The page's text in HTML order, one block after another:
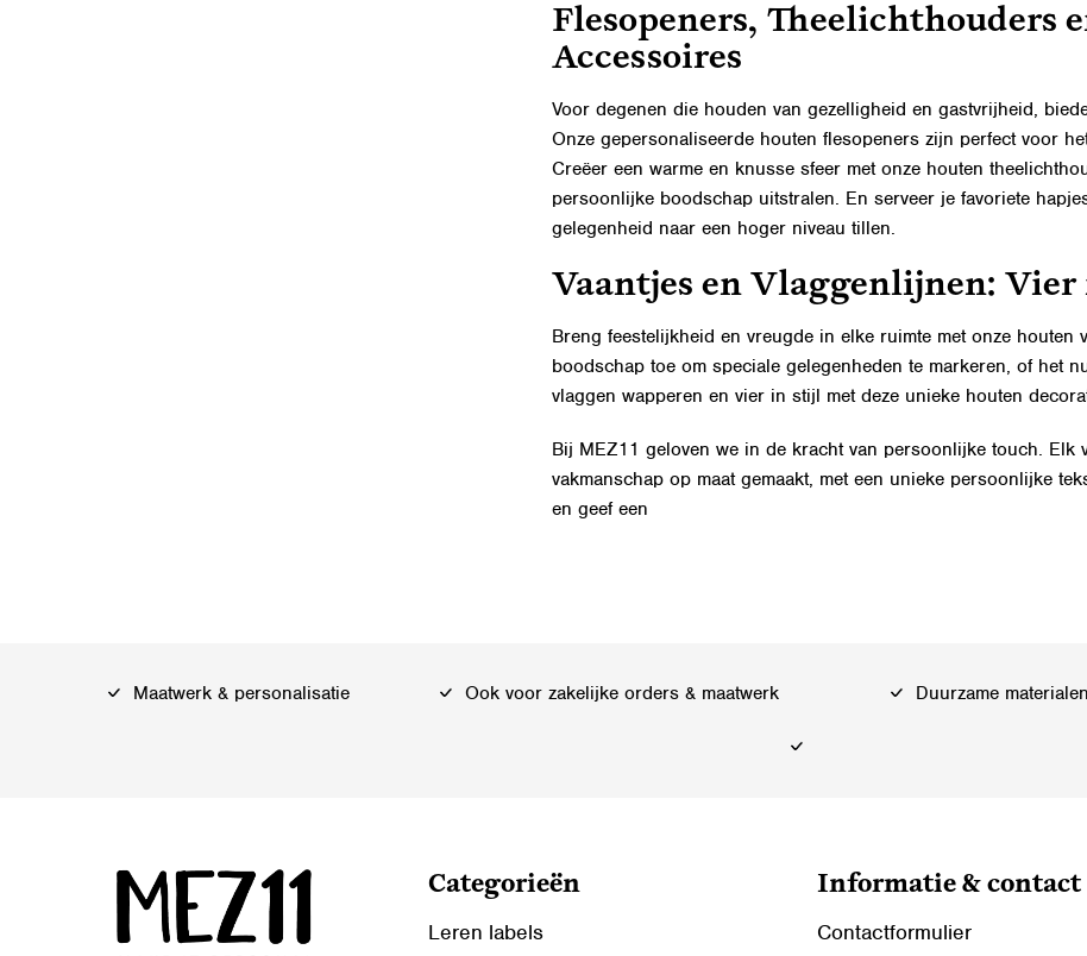
Flesopeners, Theelichthouders
Accessoires
Voor degenen die houden van gezelligheid en gastvrijheid,
Onze gepersonaliseerde houten flesopeners zijn perfect voor
Creëer een warme en knusse sfeer met onze houten
persoonlijke boodschap uitstralen. En serveer je favoriete
gelegenheid naar een hoger niveau tillen.
Vaantjes en Vlaggenlijnen:
Breng feestelijkheid en vreugde in elke ruimte met onze houten
boodschap toe om speciale gelegenheden te markeren, of het
vlaggen wapperen en vier in stijl met deze unieke houten
Bij MEZ11 geloven we in de kracht van persoonlijke touch. Elk
vakmanschap op maat gemaakt, met een unieke persoonlijke
en geef een
Maatwerk & personalisatie Ook voor zakelijke orders & maatwerk Duurzame materialen
Categorieën
Leren labels
Informatie & contact
Contactformulier